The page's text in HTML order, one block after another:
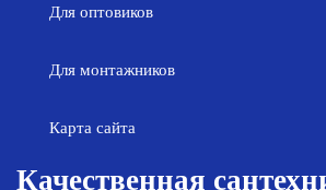
Для оптовиков
Для монтажников
Карта сайта
Качественная